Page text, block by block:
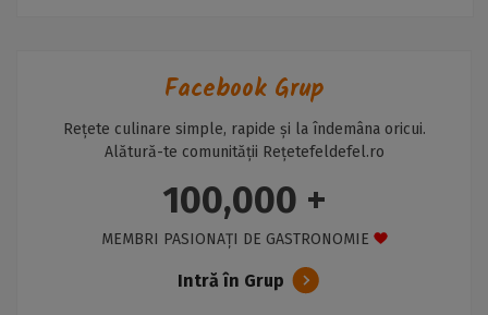
Facebook Grup
Rețete culinare simple, rapide și la îndemâna oricui.
Alătură-te comunității Rețetefeldefel.ro
100,000 +
MEMBRI PASIONAȚI DE GASTRONOMIE
Intră în Grup